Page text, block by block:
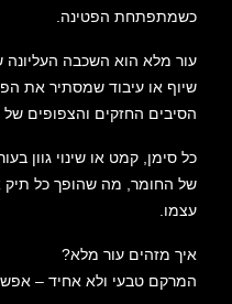
כשמתפתחת הפטינה.
עור מלא הוא השכבה
שיוף או עיבוד שמסתיר את
הסיבים החזקים והצפופים של
כל סימן, קמט או שינוי גוון
של החומר, מה שהופך כל תיק
עצמו.
איך מזהים עור מלא?
המרקם טבעי ולא אחיד – אפשר